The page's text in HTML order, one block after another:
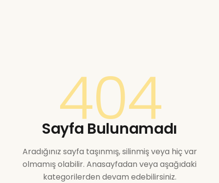
404
Sayfa Bulunamadı
Aradığınız sayfa taşınmış, silinmiş veya hiç var
olmamış olabilir. Anasayfadan veya aşağıdaki
kategorilerden devam edebilirsiniz.